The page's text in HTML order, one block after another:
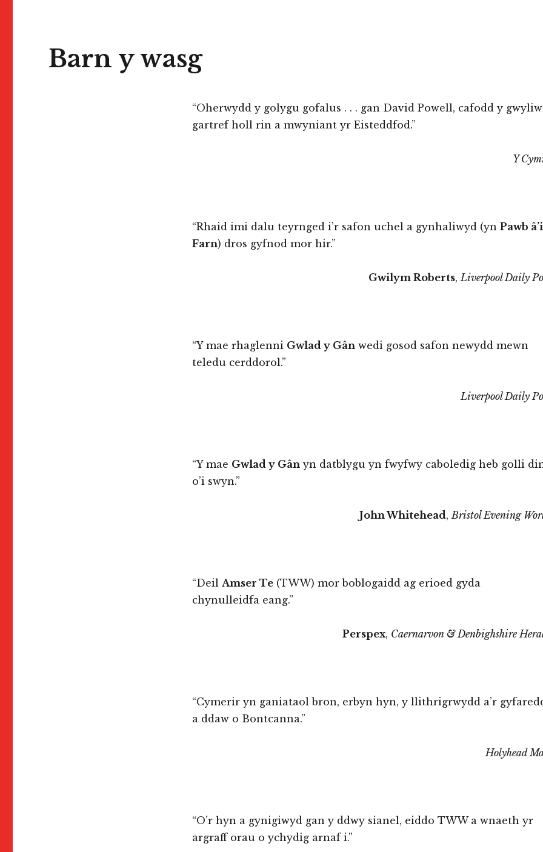
Barn y wasg
“Oherwydd y golygu gofalus . . . gan David Powell, cafodd y
gartref holl rin a mwyniant yr Eisteddfod.”
Y
“Rhaid imi dalu teyrnged i’r safon uchel a gynhaliwyd (yn Pawb â’i
Farn) dros gyfnod mor hir.”
Gwilym Roberts,Liverpool Daily
“Y mae rhaglenni Gwlad y Gânwedi gosod safon newydd mewn
teledu cerddorol.”
Liverpool Daily
“Y mae Gwlad y Gânyn datblygu yn fwyfwy caboledig heb golli
o’i swyn.”
John Whitehead,Bristol Evening
“Deil Amser Te(TWW) mor boblogaidd ag erioed gyda
chynulleidfa eang.”
Perspex, Caernarvon & Denbighshire
“Cymerir yn ganiataol bron, erbyn hyn, y llithrigrwydd a’r
a ddaw o Bontcanna.”
Holyhead
“O’r hyn a gynigiwyd gan y ddwy sianel, eiddo TWW a wnaeth yr
argraff orau o ychydig arnaf i.”